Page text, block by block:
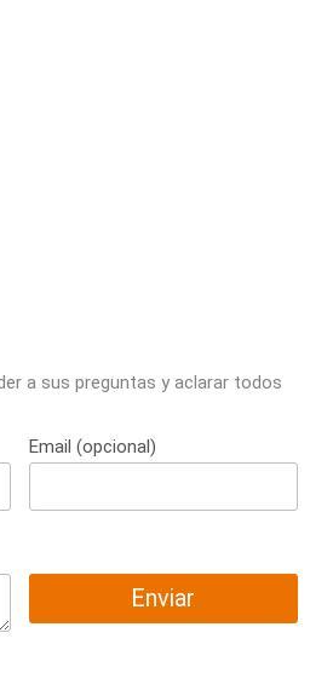
a sus preguntas y aclarar todos
Email (opcional)
Enviar